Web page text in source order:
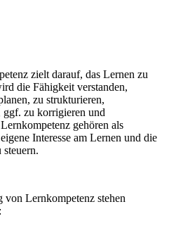
zielt darauf, das Lernen zu
die Fähigkeit verstanden,
zu strukturieren,
ggf. zu korrigieren und
gehören als
Interesse am Lernen und die
Lernkompetenz stehen